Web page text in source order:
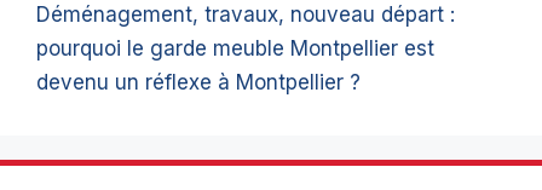
Déménagement, travaux, nouveau départ :
pourquoi le garde meuble Montpellier est
devenu un réflexe à Montpellier ?